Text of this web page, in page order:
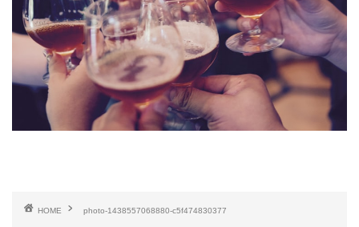
HOME photo-1438557068880-c5f474830377